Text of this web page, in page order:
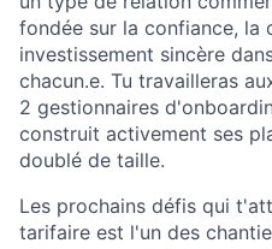
fondée sur la confiance, la
investissement sincère
chacun.e. Tu travailleras
2 gestionnaires
construit activement ses
doublé de taille.
Les prochains défis qui
tarifaire est l'un des